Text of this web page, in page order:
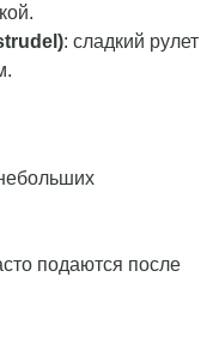
: сладкий рулет
подаются после